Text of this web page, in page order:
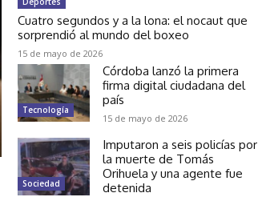
Cuatro segundos y a la lona: el nocaut que
sorprendió al mundo del boxeo
15 de mayo de 2026
Tecnología
Córdoba lanzó la primera
firma digital ciudadana del
país
15 de mayo de 2026
Sociedad
Imputaron a seis policías por
la muerte de Tomás
Orihuela y una agente fue
detenida